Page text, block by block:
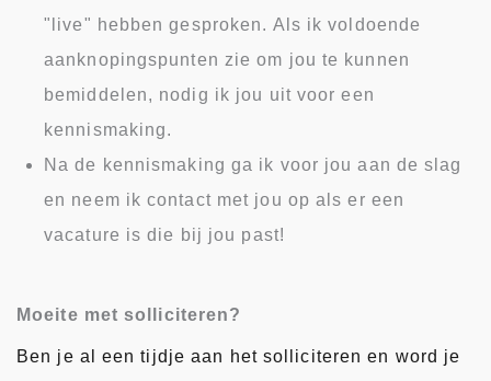
"live" hebben gesproken. Als ik voldoende
aanknopingspunten zie om jou te kunnen
bemiddelen, nodig ik jou uit voor een
kennismaking.
Na de kennismaking ga ik voor jou aan de slag
en neem ik contact met jou op als er een
vacature is die bij jou past!
Moeite met solliciteren?
Ben je al een tijdje aan het solliciteren en word je